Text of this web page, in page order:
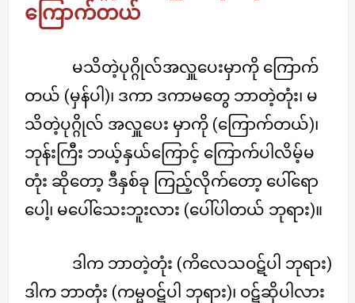
ကြောက်တယ်
မသိတဲ့ပုဂ္ဂိုလ်အလှူပေးမှာကို ကြောက်
တယ် (မှန်ပါ)၊ ဒကာ ဒကာမတွေ ဘာတဲ့တုံး၊ မ
သိတဲ့ပုဂ္ဂိုလ် အလှူပေး မှာကို (ကြောက်တယ်)၊
ဘုန်းကြီး ဘယ့်နှယ်ကြောင့် ကြောက်ပါလိမ့်မ
တုံး ဆိုတော့ ဒီနှစ်ခု ကြည့်လိုက်တော့ ပေါ်ရော
ပေါ့၊ မပေါ်သေးဘူးလား (ပေါ်ပါတယ် ဘုရား)။
ဒါက ဘာတဲ့တုံး (ကိလေသဝဋ်ပါ ဘုရား)
ဒါက ဘာတုံး (ကမ္မဝဋ်ပါ ဘုရား)၊ ဝဋ်ဆိုပါလား